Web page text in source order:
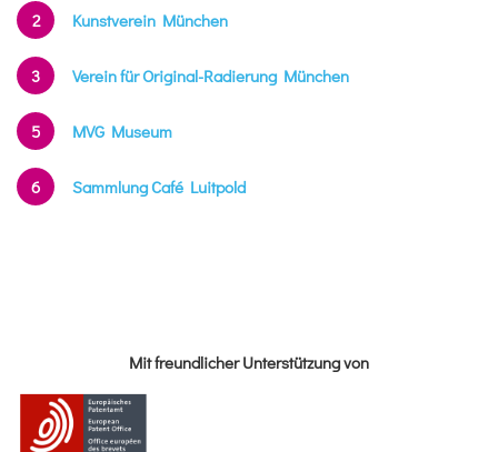
2 Kunstverein München
3 Verein für Original-Radierung München
5 MVG Museum
6 Sammlung Café Luitpold
Mit freundlicher Unterstützung von